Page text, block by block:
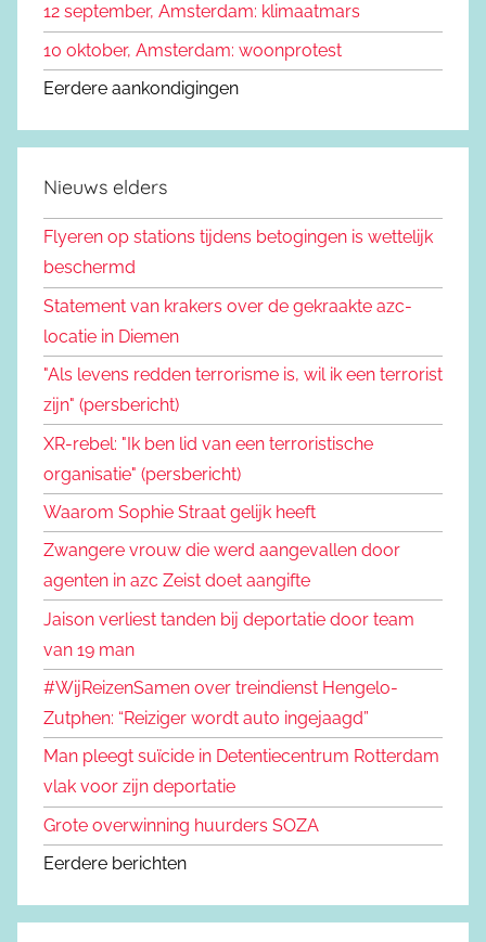
12 september, Amsterdam: klimaatmars
10 oktober, Amsterdam: woonprotest
Eerdere aankondigingen
Nieuws elders
Flyeren op stations tijdens betogingen is wettelijk
beschermd
Statement van krakers over de gekraakte azc-
locatie in Diemen
"Als levens redden terrorisme is, wil ik een terrorist
zijn" (persbericht)
XR-rebel: "Ik ben lid van een terroristische
organisatie" (persbericht)
Waarom Sophie Straat gelijk heeft
Zwangere vrouw die werd aangevallen door
agenten in azc Zeist doet aangifte
Jaison verliest tanden bij deportatie door team
van 19 man
#WijReizenSamen over treindienst Hengelo-
Zutphen: “Reiziger wordt auto ingejaagd”
Man pleegt suïcide in Detentiecentrum Rotterdam
vlak voor zijn deportatie
Grote overwinning huurders SOZA
Eerdere berichten